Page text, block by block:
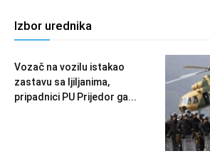
Izbor urednika
Vozač na vozilu istakao
zastavu sa ljiljanima,
pripadnici PU Prijedor ga...